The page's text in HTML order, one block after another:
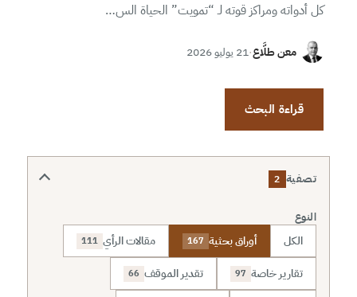
كل أدواته ومراكز قوته لـ “تمويت” الحياة الس…
معن طلَّاع·21 يوليو 2026
قراءة البحث
تصفية 2
النوع
الكل أوراق بحثية 167 مقالات الرأي 111
تقارير خاصة 97 تقدير الموقف 66